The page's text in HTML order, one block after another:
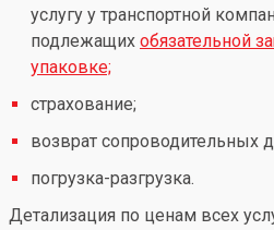
услугу у транспортной
подлежащих обязательной
упаковке;
страхование;
возврат сопроводительных
погрузка-разгрузка.
Детализация по ценам всех